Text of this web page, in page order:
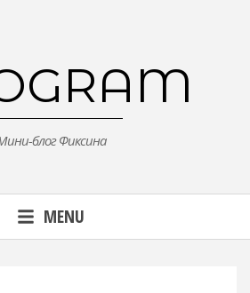
блог Фиксина
MENU